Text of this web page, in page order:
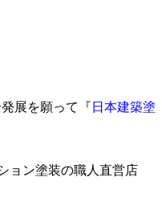
展を願って『 日本建築塗
ョン塗装の職人直営店